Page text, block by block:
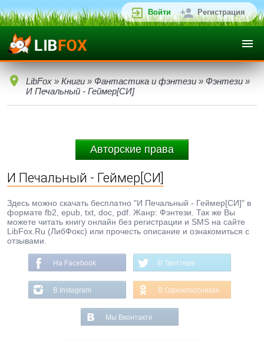
Войти Регистрация
LibFox » Книги » Фантастика и фэнтези » Фэнтези »
И Печальный - Геймер[СИ]
Авторские права
И Печальный - Геймер[СИ]
Здесь можно скачать бесплатно "И Печальный - Геймер[СИ]" в
формате fb2, epub, txt, doc, pdf. Жанр: Фэнтези. Так же Вы
можете читать книгу онлайн без регистрации и SMS на сайте
LibFox.Ru (ЛибФокс) или прочесть описание и ознакомиться с
отзывами.
На Facebook В Твиттере
В Instagram В Одноклассниках
Мы Вконтакте